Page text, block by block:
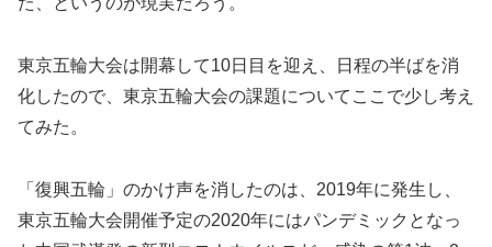
東京五輪大会は開幕して10日目を迎え、日程の半ばを消
化したので、東京五輪大会の課題についてここで少し考え
てみた。
「復興五輪」のかけ声を消したのは、2019年に発生し、
東京五輪大会開催予定の2020年にはパンデミックとなっ